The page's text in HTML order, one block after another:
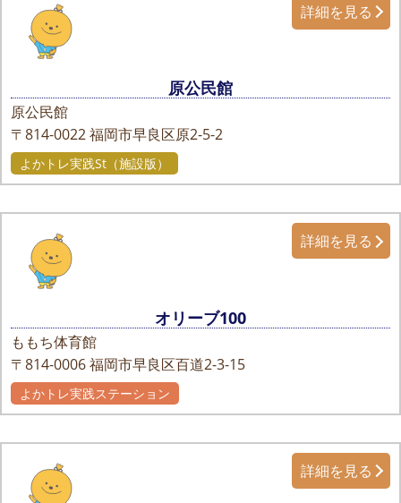
原公民館
原公民館
〒814-0022福岡市早良区原2-5-2
詳細を見る
よかトレ実践St（施設版）
オリーブ100
ももち体育館
〒814-0006福岡市早良区百道2-3-15
詳細を見る
よかトレ実践ステーション
詳細を見る